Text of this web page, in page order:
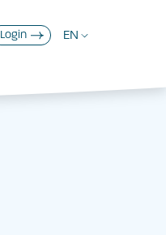
Login EN